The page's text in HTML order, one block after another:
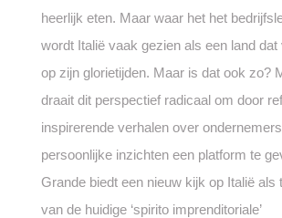
heerlijk eten. Maar waar het het
wordt Italië vaak gezien als een land
op zijn glorietijden. Maar is dat ook zo?
draait dit perspectief radicaal om door
inspirerende verhalen over
persoonlijke inzichten een platform te
Grande biedt een nieuw kijk op Italië als
van de huidige ‘spirito imprenditoriale’